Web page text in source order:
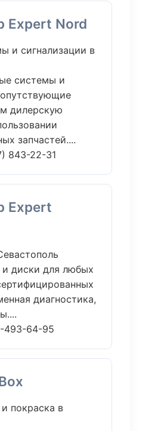
Expert Nord
и сигнализации в
системы и
дилерскую
запчастей....
843-22-31
Expert
диски для любых
диагностика,
493-64-95
покраска в